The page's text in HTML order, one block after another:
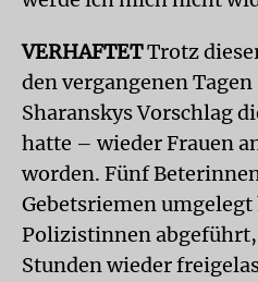
VERHAFTETTrotz
den vergangenen
Sharanskys Vorschlag
hatte – wieder Frauen
worden. Fünf
Gebetsriemen
Polizistinnen
Stunden wieder